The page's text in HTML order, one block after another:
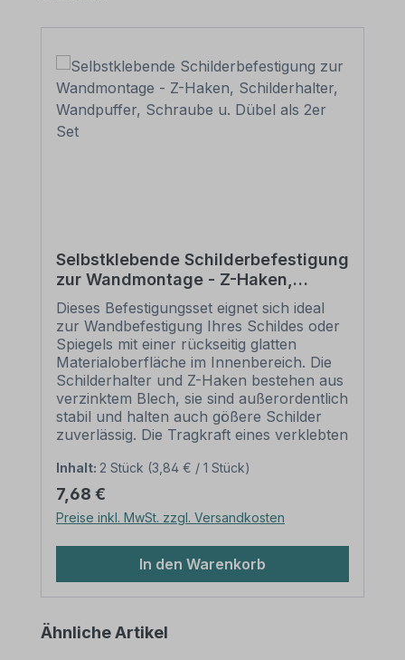
Selbstklebende Schilderbefestigung
zur Wandmontage - Z-Haken,
Schilderhalter, Wandpuffer,
Schraube u. Dübel als 2er Set
Dieses Befestigungsset eignet sich ideal
zur Wandbefestigung Ihres Schildes oder
Spiegels mit einer rückseitig glatten
Materialoberfläche im Innenbereich. Die
Schilderhalter und Z-Haken bestehen aus
verzinktem Blech, sie sind außerordentlich
stabil und halten auch gößere Schilder
zuverlässig. Die Tragkraft eines verklebten
des kompletten Sets 6 kg (korrekte
Anwendung vorausgesetzt). Dies
ermöglicht Ihnen, auch sehr große
Schilder an die Wand zu hängen. Bitte
beachten Sie hierzu unsere
Empfehlungen zur sicheren
Schilderbefestigung (weiter unten).
Merkmale dieses Befestigungssets zur
Schilderhalter, Wandpuffer
Inhalt: 2 Stück (3,84 € / 1 Stück)
Regulärer Preis:
7,68 €
Preise inkl. MwSt. zzgl. Versandkosten
In den Warenkorb
Produktgalerie überspringen
Ähnliche Artikel